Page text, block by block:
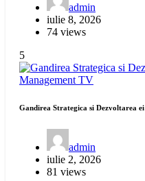
admin
iulie 8, 2026
74 views
5
Management TV
Gandirea Strategica si Dezvoltarea ei
admin
iulie 2, 2026
81 views